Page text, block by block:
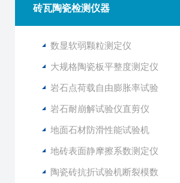
砖瓦陶瓷检测仪器
数显软弱颗粒测定仪
大规格陶瓷板平整度测定仪
岩石点荷载自由膨胀率试验
岩石耐崩解试验仪直剪仪
地面石材防滑性能试验机
地砖表面静摩擦系数测定仪
陶瓷砖抗折试验机断裂模数